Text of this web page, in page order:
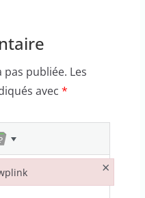
pas publiée. Les
avec *
×